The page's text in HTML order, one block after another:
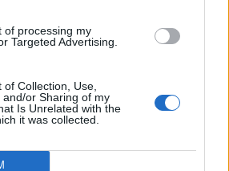
of processing my
Targeted Advertising.
Collection, Use,
and/or Sharing of my
Is Unrelated with the
it was collected.